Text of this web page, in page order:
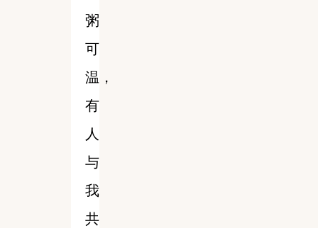
粥
可
温，
有
人
与
我
共